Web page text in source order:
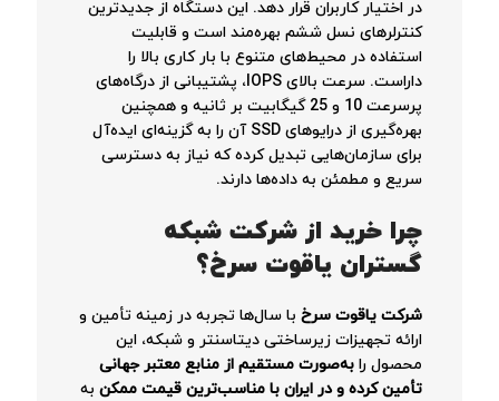
در اختیار کاربران قرار دهد. این دستگاه از جدیدترین
کنترلرهای نسل ششم بهره‌مند است و قابلیت
استفاده در محیط‌های متنوع با بار کاری بالا را
داراست. سرعت بالای IOPS، پشتیبانی از درگاه‌های
پرسرعت 10 و 25 گیگابیت بر ثانیه و همچنین
بهره‌گیری از درایوهای SSD آن را به گزینه‌ای ایده‌آل
برای سازمان‌هایی تبدیل کرده که نیاز به دسترسی
سریع و مطمئن به داده‌ها دارند.
چرا خرید از شرکت شبکه
گستران یاقوت سرخ؟
شرکت یاقوت سرخ با سال‌ها تجربه در زمینه تأمین و
ارائه تجهیزات زیرساختی دیتاسنتر و شبکه، این
محصول را به‌صورت مستقیم از منابع معتبر جهانی
تأمین کرده و در ایران با مناسب‌ترین قیمت ممکن به